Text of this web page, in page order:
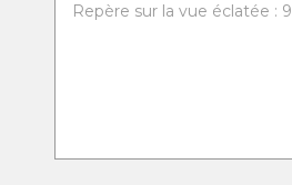
Repère sur la vue éclatée : 9